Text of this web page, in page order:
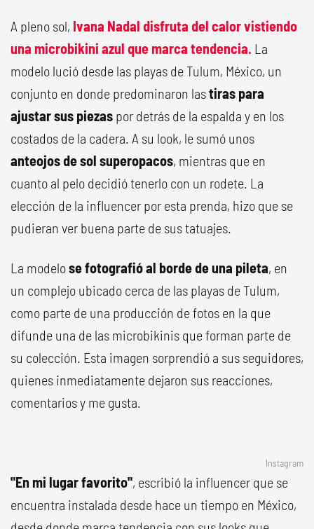
A pleno sol, Ivana Nadal disfruta del calor vistiendo
una microbikini azul que marca tendencia. La
modelo lució desde las playas de Tulum, México, un
conjunto en donde predominaron lastiras para
ajustar sus piezas por detrás de la espalda y en los
costados de la cadera. A su look, le sumó unos
anteojos de sol superopacos, mientras que en
cuanto al pelo decidió tenerlo con un rodete. La
elección de la influencer por esta prenda, hizo que se
pudieran ver buena parte de sus tatuajes.
La modelose fotografió al borde de una pileta, en
un complejo ubicado cerca de las playas de Tulum,
como parte de una producción de fotos en la que
difunde una de las microbikinis que forman parte de
su colección. Esta imagen sorprendió a sus seguidores,
quienes inmediatamente dejaron sus reacciones,
comentarios y me gusta.
Instagram
"En mi lugar favorito", escribió la influencer que se
encuentra instalada desde hace un tiempo en México,